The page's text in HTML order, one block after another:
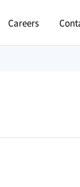
Careers